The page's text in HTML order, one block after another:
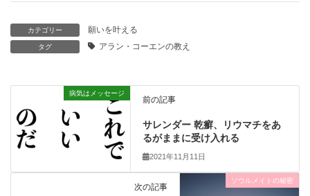
カテゴリー 願いを叶える
タグ アラン・コーエンの教え
病気はメッセージ
前の記事
サレンダー 乾癬、リウマチをあ
るがままに受け入れる
2021年11月11日
ソウルメイトの秘密
次の記事